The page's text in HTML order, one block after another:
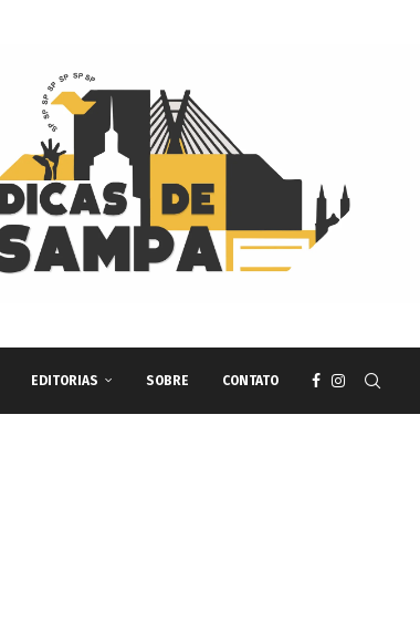
EDITORIAS SOBRE CONTATO